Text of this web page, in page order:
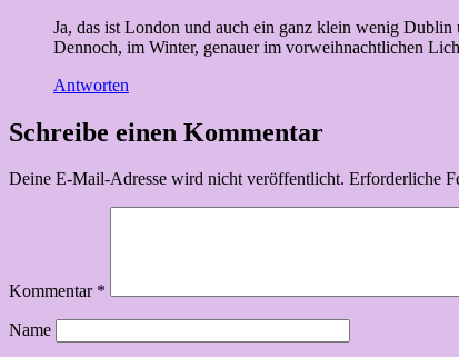
Ja, das ist London und auch ein ganz klein wenig Dublin
Dennoch, im Winter, genauer im vorweihnachtlichen
Antworten
Schreibe einen Kommentar
Deine E-Mail-Adresse wird nicht veröffentlicht. Erforderliche
Kommentar *
Name